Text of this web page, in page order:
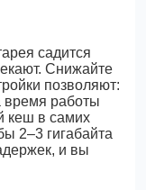
садится
Снижайте
позволяют:
время работы
кеш в самих
2–3 гигабайта
и вы